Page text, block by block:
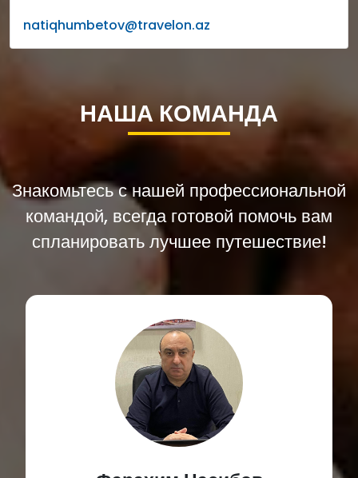
natiqhumbetov@travelon.az
НАША КОМАНДА
Знакомьтесь с нашей профессиональной
командой, всегда готовой помочь вам
спланировать лучшее путешествие!